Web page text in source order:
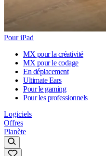
Pour iPad
MX pour la créativité
MX pour le codage
En déplacement
Ultimate Ears
Pour le gaming
Pour les professionnels
Logiciels
Offres
Planète